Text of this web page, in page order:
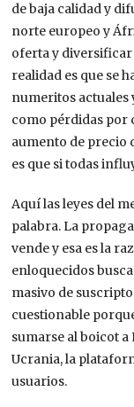
de baja calidad y
norte europeo y
oferta y diversificar
realidad es que se
numeritos actuales
como pérdidas por
aumento de precio
es que si todas
Aquí las leyes del
palabra. La
vende y esa es la
enloquecidos
masivo de
cuestionable
sumarse al boicot
Ucrania, la
usuarios.